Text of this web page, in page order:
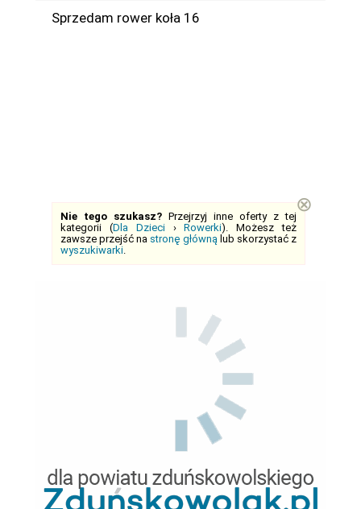
Sprzedam rower koła 16
Nie tego szukasz? Przejrzyj inne oferty z tej
kategorii (Dla Dzieci›Rowerki). Możesz też
zawsze przejść na stronę głównąlub skorzystać z
wyszukiwarki.
⊗